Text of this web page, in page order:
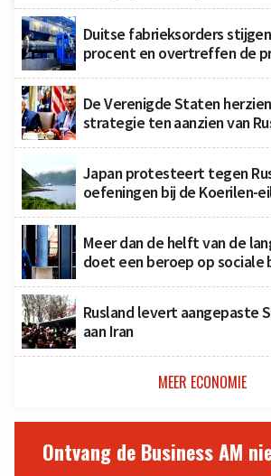
Duitse fabrieksorders
procent en overtreffen de
De Verenigde Staten
strategie ten aanzien van
Japan protesteert tegen
oefeningen bij de Koerilen-
Meer dan de helft van de
doet een beroep op sociale
Rusland levert aangepaste
aan Iran
MEER ECONOMIE
Ontvang de Business AM